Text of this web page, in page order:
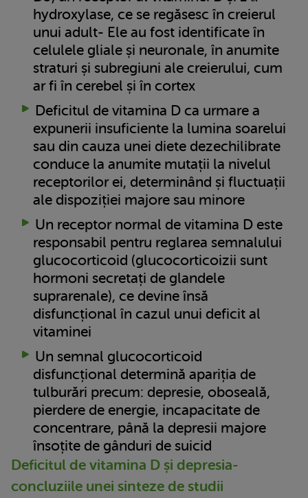
hydroxylase, ce se regăsesc în creierul
unui adult- Ele au fost identificate în
celulele gliale și neuronale, în anumite
straturi și subregiuni ale creierului, cum
ar fi în cerebel și în cortex
Deficitul de vitamina D ca urmare a
expunerii insuficiente la lumina soarelui
sau din cauza unei diete dezechilibrate
conduce la anumite mutații la nivelul
receptorilor ei, determinând și fluctuații
ale dispoziției majore sau minore
Un receptor normal de vitamina D este
responsabil pentru reglarea semnalului
glucocorticoid (glucocorticoizii sunt
hormoni secretați de glandele
suprarenale), ce devine însă
disfuncțional în cazul unui deficit al
vitaminei
Un semnal glucocorticoid
disfuncțional determină apariția de
tulburări precum: depresie, oboseală,
pierdere de energie, incapacitate de
concentrare, până la depresii majore
însoțite de gânduri de suicid
Deficitul de vitamina D și depresia-
concluziile unei sinteze de studii